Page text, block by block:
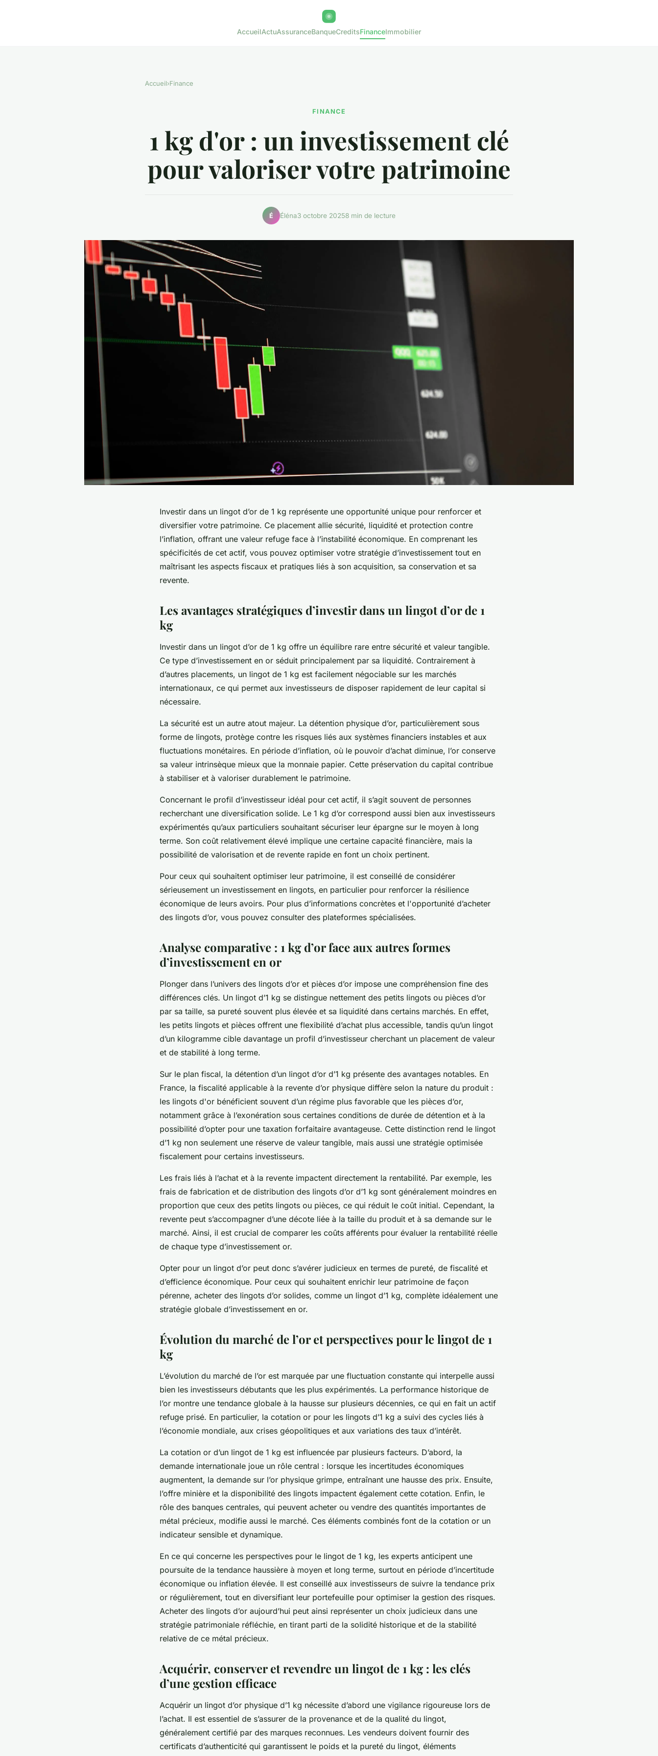
AccueilActuAssuranceBanqueCreditsFinanceImmobilier
Accueil›Finance
FINANCE
1 kg d'or : un investissement clé
pour valoriser votre patrimoine
É Éléna3 octobre 20258 min de lecture
Investir dans un lingot d’or de 1 kg représente une opportunité unique pour renforcer et
diversifier votre patrimoine. Ce placement allie sécurité, liquidité et protection contre
l’inflation, offrant une valeur refuge face à l’instabilité économique. En comprenant les
spécificités de cet actif, vous pouvez optimiser votre stratégie d’investissement tout en
maîtrisant les aspects fiscaux et pratiques liés à son acquisition, sa conservation et sa
revente.
Les avantages stratégiques d’investir dans un lingot d’or de 1
kg
Investir dans un lingot d’or de 1 kg offre un équilibre rare entre sécurité et valeur tangible.
Ce type d’investissement en or séduit principalement par sa liquidité. Contrairement à
d’autres placements, un lingot de 1 kg est facilement négociable sur les marchés
internationaux, ce qui permet aux investisseurs de disposer rapidement de leur capital si
nécessaire.
La sécurité est un autre atout majeur. La détention physique d’or, particulièrement sous
forme de lingots, protège contre les risques liés aux systèmes financiers instables et aux
fluctuations monétaires. En période d’inflation, où le pouvoir d’achat diminue, l’or conserve
sa valeur intrinsèque mieux que la monnaie papier. Cette préservation du capital contribue
à stabiliser et à valoriser durablement le patrimoine.
Concernant le profil d’investisseur idéal pour cet actif, il s’agit souvent de personnes
recherchant une diversification solide. Le 1 kg d’or correspond aussi bien aux investisseurs
expérimentés qu’aux particuliers souhaitant sécuriser leur épargne sur le moyen à long
terme. Son coût relativement élevé implique une certaine capacité financière, mais la
possibilité de valorisation et de revente rapide en font un choix pertinent.
Pour ceux qui souhaitent optimiser leur patrimoine, il est conseillé de considérer
sérieusement un investissement en lingots, en particulier pour renforcer la résilience
économique de leurs avoirs. Pour plus d’informations concrètes et l'opportunité d’acheter
des lingots d’or, vous pouvez consulter des plateformes spécialisées.
Analyse comparative : 1 kg d’or face aux autres formes
d’investissement en or
Plonger dans l’univers des lingots d’or et pièces d’or impose une compréhension fine des
différences clés. Un lingot d’1 kg se distingue nettement des petits lingots ou pièces d’or
par sa taille, sa pureté souvent plus élevée et sa liquidité dans certains marchés. En effet,
les petits lingots et pièces offrent une flexibilité d’achat plus accessible, tandis qu’un lingot
d’un kilogramme cible davantage un profil d’investisseur cherchant un placement de valeur
et de stabilité à long terme.
Sur le plan fiscal, la détention d’un lingot d’or d’1 kg présente des avantages notables. En
France, la fiscalité applicable à la revente d’or physique diffère selon la nature du produit :
les lingots d'or bénéficient souvent d’un régime plus favorable que les pièces d’or,
notamment grâce à l’exonération sous certaines conditions de durée de détention et à la
possibilité d’opter pour une taxation forfaitaire avantageuse. Cette distinction rend le lingot
d’1 kg non seulement une réserve de valeur tangible, mais aussi une stratégie optimisée
fiscalement pour certains investisseurs.
Les frais liés à l’achat et à la revente impactent directement la rentabilité. Par exemple, les
frais de fabrication et de distribution des lingots d’or d’1 kg sont généralement moindres en
proportion que ceux des petits lingots ou pièces, ce qui réduit le coût initial. Cependant, la
revente peut s’accompagner d’une décote liée à la taille du produit et à sa demande sur le
marché. Ainsi, il est crucial de comparer les coûts afférents pour évaluer la rentabilité réelle
de chaque type d’investissement or.
Opter pour un lingot d’or peut donc s’avérer judicieux en termes de pureté, de fiscalité et
d’efficience économique. Pour ceux qui souhaitent enrichir leur patrimoine de façon
pérenne, acheter des lingots d’or solides, comme un lingot d’1 kg, complète idéalement une
stratégie globale d’investissement en or.
Évolution du marché de l’or et perspectives pour le lingot de 1
kg
L’évolution du marché de l’or est marquée par une fluctuation constante qui interpelle aussi
bien les investisseurs débutants que les plus expérimentés. La performance historique de
l’or montre une tendance globale à la hausse sur plusieurs décennies, ce qui en fait un actif
refuge prisé. En particulier, la cotation or pour les lingots d’1 kg a suivi des cycles liés à
l’économie mondiale, aux crises géopolitiques et aux variations des taux d’intérêt.
La cotation or d’un lingot de 1 kg est influencée par plusieurs facteurs. D’abord, la
demande internationale joue un rôle central : lorsque les incertitudes économiques
augmentent, la demande sur l’or physique grimpe, entraînant une hausse des prix. Ensuite,
l’offre minière et la disponibilité des lingots impactent également cette cotation. Enfin, le
rôle des banques centrales, qui peuvent acheter ou vendre des quantités importantes de
métal précieux, modifie aussi le marché. Ces éléments combinés font de la cotation or un
indicateur sensible et dynamique.
En ce qui concerne les perspectives pour le lingot de 1 kg, les experts anticipent une
poursuite de la tendance haussière à moyen et long terme, surtout en période d’incertitude
économique ou inflation élevée. Il est conseillé aux investisseurs de suivre la tendance prix
or régulièrement, tout en diversifiant leur portefeuille pour optimiser la gestion des risques.
Acheter des lingots d’or aujourd’hui peut ainsi représenter un choix judicieux dans une
stratégie patrimoniale réfléchie, en tirant parti de la solidité historique et de la stabilité
relative de ce métal précieux.
Acquérir, conserver et revendre un lingot de 1 kg : les clés
d’une gestion efficace
Acquérir un lingot d’or physique d’1 kg nécessite d’abord une vigilance rigoureuse lors de
l’achat. Il est essentiel de s’assurer de la provenance et de la qualité du lingot,
généralement certifié par des marques reconnues. Les vendeurs doivent fournir des
certificats d’authenticité qui garantissent le poids et la pureté du lingot, éléments